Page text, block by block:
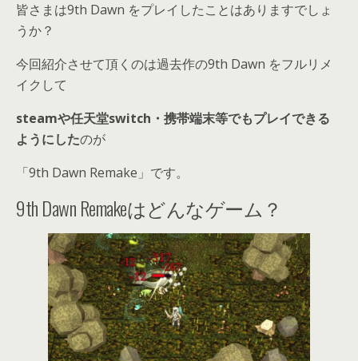
皆さまは9th Dawn をプレイしたことはありますでしょ
うか？
今回紹介させて頂くのは過去作の9th Dawn をフルリメ
イクして
steamや任天堂switch・携帯端末等でもプレイできる
ようにしたのが
「9th Dawn Remake」です。
9th Dawn Remakeはどんなゲーム？